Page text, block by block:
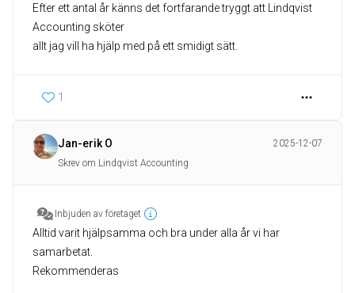
Efter ett antal år känns det fortfarande tryggt att Lindqvist
Accounting sköter
allt jag vill ha hjälp med på ett smidigt sätt.
1
Jan-erik O
2025-12-07
Skrev om Lindqvist Accounting
Inbjuden av företaget
Alltid varit hjälpsamma och bra under alla år vi har
samarbetat.
Rekommenderas